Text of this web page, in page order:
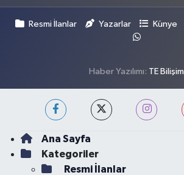
Resmi İlanlar Yazarlar Künye
Haber Yazılımı: TE Bilişim
Ana Sayfa
Kategoriler
Resmi İlanlar